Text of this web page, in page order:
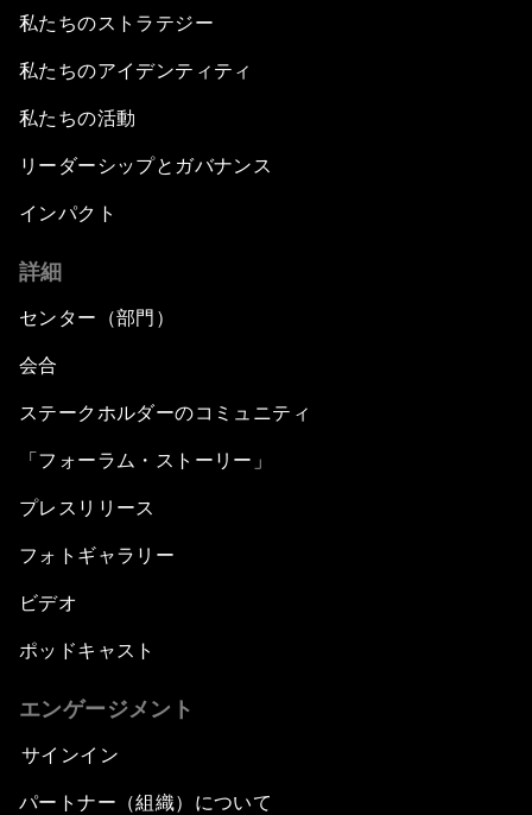
私たちのストラテジー
私たちのアイデンティティ
私たちの活動
リーダーシップとガバナンス
インパクト
詳細
センター（部門）
会合
ステークホルダーのコミュニティ
「フォーラム・ストーリー」
プレスリリース
フォトギャラリー
ビデオ
ポッドキャスト
エンゲージメント
サインイン
パートナー（組織）について